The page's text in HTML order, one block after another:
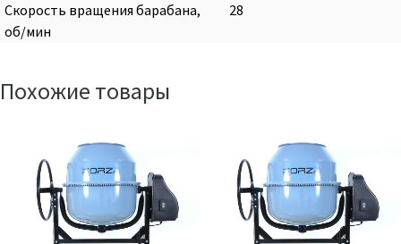
Скорость вращения барабана,
об/мин
28
Похожие товары